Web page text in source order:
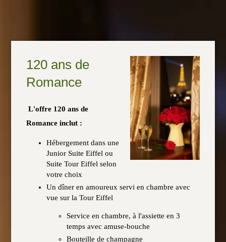
120 ans de
Romance
L'offre 120 ans de
Romance inclut :
Hébergement dans une
Junior Suite Eiffel ou
Suite Tour Eiffel selon
votre choix
Un dîner en amoureux servi en chambre avec
vue sur la Tour Eiffel
Service en chambre, à l'assiette en 3
temps avec amuse-bouche
Bouteille de champagne